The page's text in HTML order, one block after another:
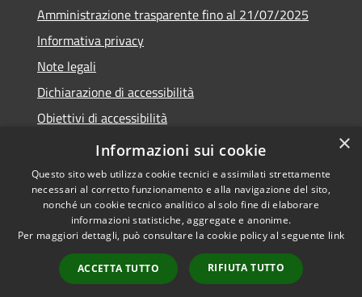
Amministrazione trasparente fino al 21/07/2025
Informativa privacy
Note legali
Dichiarazione di accessibilità
Obiettivi di accessibilità
Piano di miglioramento
Accessibilità
Copyright © 2026 • Comune di
Nembro • Powered by
Municipium•
Accesso
redazione
×
Informazioni sui cookie
Questo sito web utilizza cookie tecnici e assimilati strettamente
necessari al corretto funzionamento e alla navigazione del sito,
nonché un cookie tecnico analitico al solo fine di elaborare
informazioni statistiche, aggregate e anonime.
Per maggiori dettagli, può consultare la cookie policy al seguente link
ACCETTA TUTTO RIFIUTA TUTTO